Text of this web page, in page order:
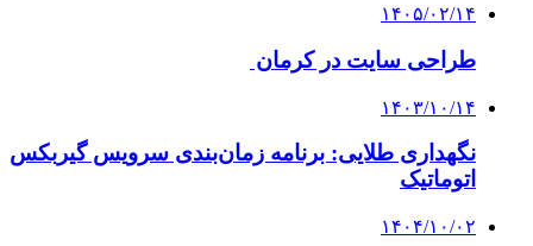
۱۴۰۵/۰۲/۱۴
طراحی سایت در کرمان
۱۴۰۳/۱۰/۱۴
نگهداری طلایی: برنامه زمان‌بندی سرویس گیربکس
اتوماتیک
۱۴۰۴/۱۰/۰۲